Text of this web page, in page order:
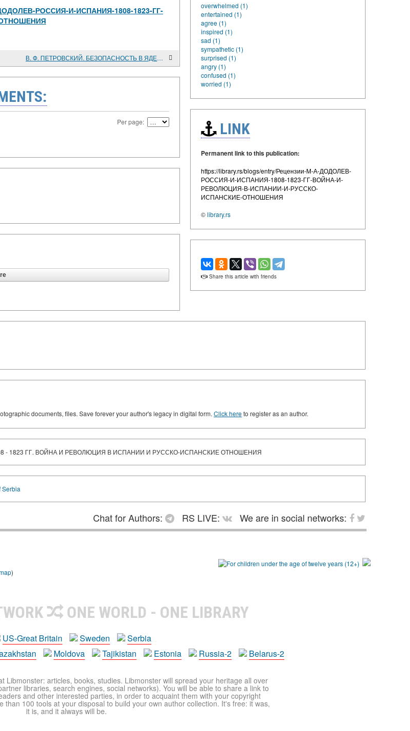
РОССИЯ-И-ИСПАНИЯ-1808-1823-ГГ-
В. Ф. ПЕТРОВСКИЙ. БЕЗОПАСНОСТЬ В ЯДЕРНО-КОСМИЧЕСКУЮ ЭРУ. В. Ф. ПЕТРОВСКИЙ. СОВЕТСКАЯ КОНЦЕПЦИЯ БЕЗОПАСНОСТИ
Per page:
overwhelmed (1)
entertained (1)
agree (1)
inspired (1)
sad (1)
sympathetic (1)
surprised (1)
angry (1)
confused (1)
worried (1)
LINK
Permanent link to this publication:
https://library.rs/blogs/entry/Рецензии-М-А-ДОДОЛЕВ-
РОССИЯ-И-ИСПАНИЯ-1808-1823-ГГ-ВОЙНА-И-
РЕВОЛЮЦИЯ-В-ИСПАНИИ-И-РУССКО-
ИСПАНСКИЕ-ОТНОШЕНИЯ
©library.rs
Share this article with friends
documents, files. Save forever your author's legacy in digital form. Click hereto register as an author.
- 1823 ГГ. ВОЙНА И РЕВОЛЮЦИЯ В ИСПАНИИ И РУССКО-ИСПАНСКИЕ ОТНОШЕНИЯ
Serbia
Chat for Authors: RS LIVE:
We are in social networks:
)
ONE WORLD - ONE LIBRARY
US-Great Britain Sweden
Serbia
Moldova Tajikistan Estonia Russia-2 Belarus-2
Libmonster: articles, books, studies. Libmonster will spread your heritage all over
libraries, search engines, social networks). You will be able to share a link to
and other interested parties, in order to acquaint them with your copyright
than 100 tools at your disposal to build your own author collection. It's free: it was,
it is, and it always will be.